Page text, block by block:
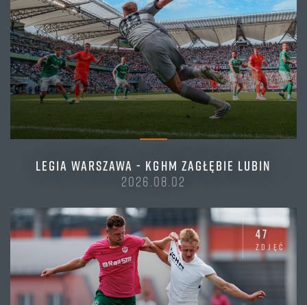
LEGIA WARSZAWA - KGHM ZAGŁĘBIE LUBIN
2026.08.02
47
zdjęć